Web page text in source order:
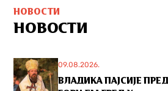
НОВОСТИ
НОВОСТИ
09.08.2026.
ВЛАДИКА ПАЈСИЈЕ